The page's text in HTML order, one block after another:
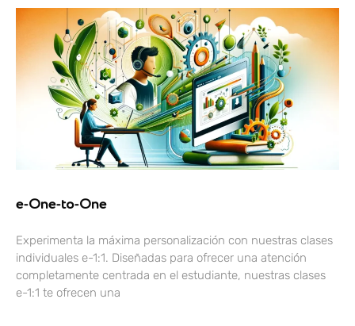
e-One-to-One
Experimenta la máxima personalización con nuestras clases
individuales e-1:1. Diseñadas para ofrecer una atención
completamente centrada en el estudiante, nuestras clases
e-1:1 te ofrecen una